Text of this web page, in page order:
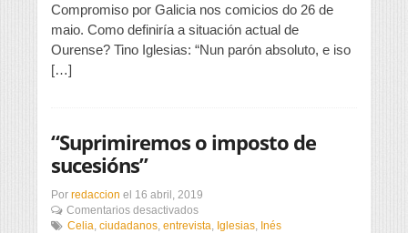
Compromiso por Galicia nos comicios do 26 de
maio. Como definiría a situación actual de
Ourense? Tino Iglesias: “Nun parón absoluto, e iso
[…]
“Suprimiremos o imposto de
sucesións”
Por redaccion el 16 abril, 2019
Comentarios desactivadosen
“Suprimiremos
Celia ciudadanos entrevista Iglesias Inés